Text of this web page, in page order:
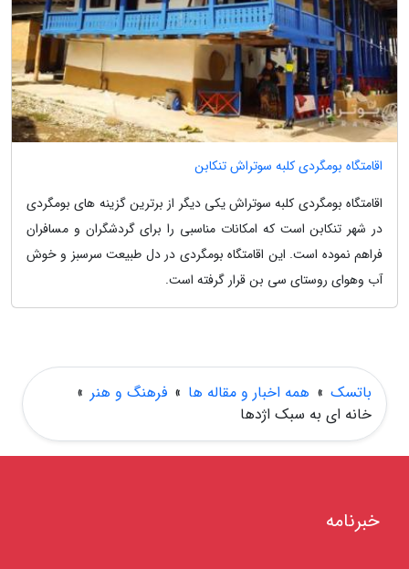
اقامتگاه بومگردی کلبه سوتراش تنکابن
اقامتگاه بومگردی کلبه سوتراش یکی دیگر از برترین گزینه های بومگردی
در شهر تنکابن است که امکانات مناسبی را برای گردشگران و مسافران
فراهم نموده است. این اقامتگاه بومگردی در دل طبیعت سرسبز و خوش
آب وهوای روستای سی بن قرار گرفته است.
باتسک » همه اخبار و مقاله ها » فرهنگ و هنر »
خانه ای به سبک اژدها
خبرنامه